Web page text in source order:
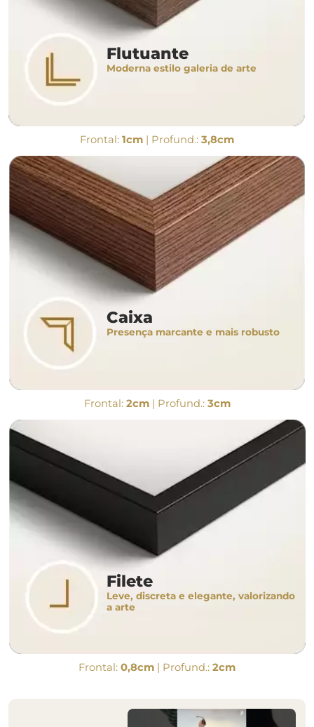
Flutuante
Moderna estilo galeria de arte
Frontal: 1cm | Profund.: 3,8cm
Caixa
Presença marcante e mais robusto
Frontal: 2cm| Profund.: 3cm
Filete
Leve, discreta e elegante, valorizando
a arte
Frontal: 0,8cm | Profund.: 2cm